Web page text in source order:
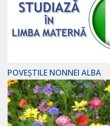
POVEȘTILE NONNEI ALBA